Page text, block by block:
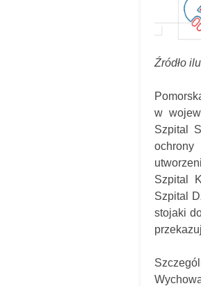
Źródło
w
Szpital
ochrony
Szpital
Szpital
stojaki